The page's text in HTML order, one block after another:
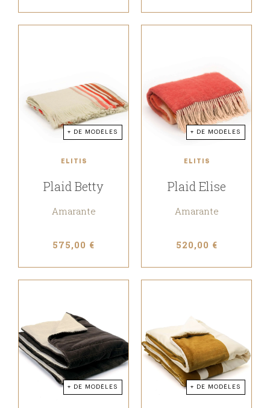
+ DE MODÈLES
ELITIS
Plaid Betty
Amarante
575,00 €
+ DE MODÈLES
ELITIS
Plaid Elise
Amarante
520,00 €
+ DE MODÈLES + DE MODÈLES